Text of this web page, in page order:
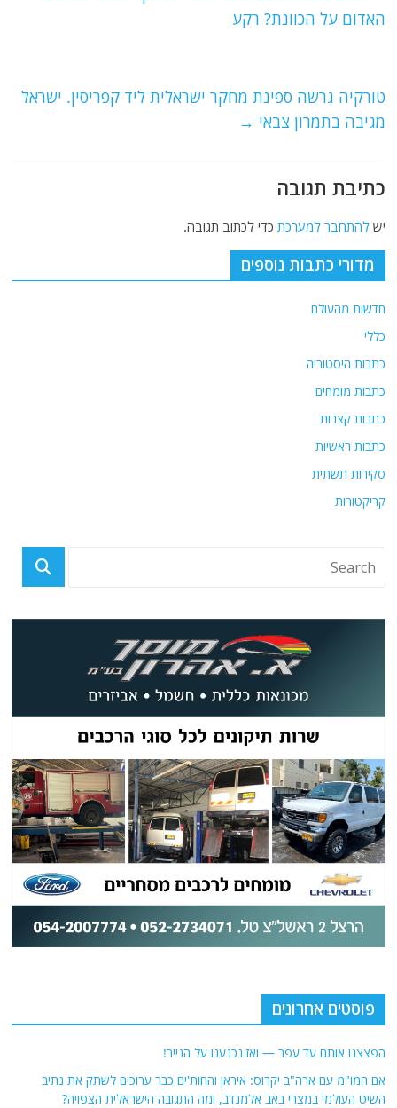
A
ra
k
האדום על הכוונת? רקע
טורקיה גרשה ספינת מחקר ישראלית ליד קפריסין. ישראל
מגיבה בתמרון צבאי →
כתיבת תגובה
ישלהתחבר למערכת כדי לכתוב תגובה.
מדורי כתבות נוספים
חדשות מהעולם
כללי
כתבות היסטוריה
כתבות מומחים
כתבות קצרות
כתבות ראשיות
סקירות תשתית
קריקטורות
פוסטים אחרונים
הפצצנו אותם עד עפר — ואז נכנענו על הנייר!
אם המו"מ עם ארה"ב יקרוס: איראן והחות'ים כבר ערוכים לשתק את נתיב
השיט העולמי במצרי באב אלמנדב, ומה התגובה הישראלית הצפויה?